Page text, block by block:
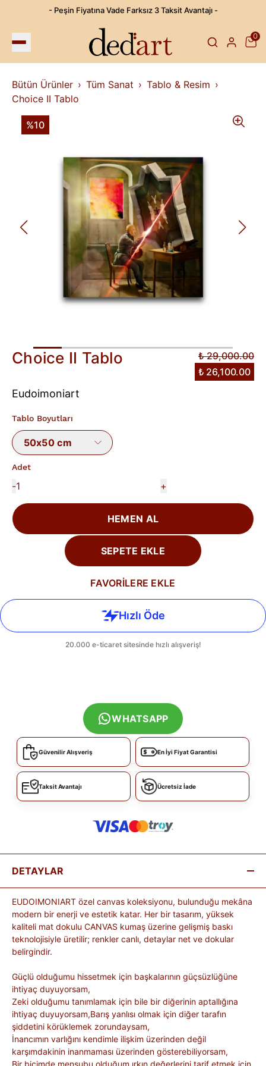
- Peşin Fiyatına Vade Farksız 3 Taksit Avantajı -
0
Bütün Ürünler Tüm Sanat
Tablo & Resim
Choice II Tablo
%10
Choice II Tablo
₺ 29,000.00
₺ 26,100.00
Eudoimoniart
Tablo Boyutları
50x50 cm
Adet
- +
HEMEN AL
SEPETE EKLE
FAVORİLERE EKLE
WHATSAPP
Güvenilir Alışveriş En İyi Fiyat Garantisi
Taksit Avantajı Ücretsiz İade
DETAYLAR
EUDOIMONIART özel canvas koleksiyonu, bulunduğu mekâna
modern bir enerji ve estetik katar. Her bir tasarım, yüksek
kaliteli mat dokulu CANVAS kumaş üzerine gelişmiş baskı
teknolojisiyle üretilir; renkler canlı, detaylar net ve dokular
belirgindir.
Güçlü olduğumu hissetmek için başkalarının güçsüzlüğüne
ihtiyaç duyuyorsam,
Zeki olduğumu tanımlamak için bile bir diğerinin aptallığına
ihtiyaç duyuyorsam,Barış yanlısı olmak için diğer tarafın
şiddetini körüklemek zorundaysam,
İnancımın varlığını kendimle ilişkim üzerinden değil
karşımdakinin inanmaması üzerinden gösterebiliyorsam,
Bir biçimde mensubu olduğum ırkın değerlerini tarif etmek için